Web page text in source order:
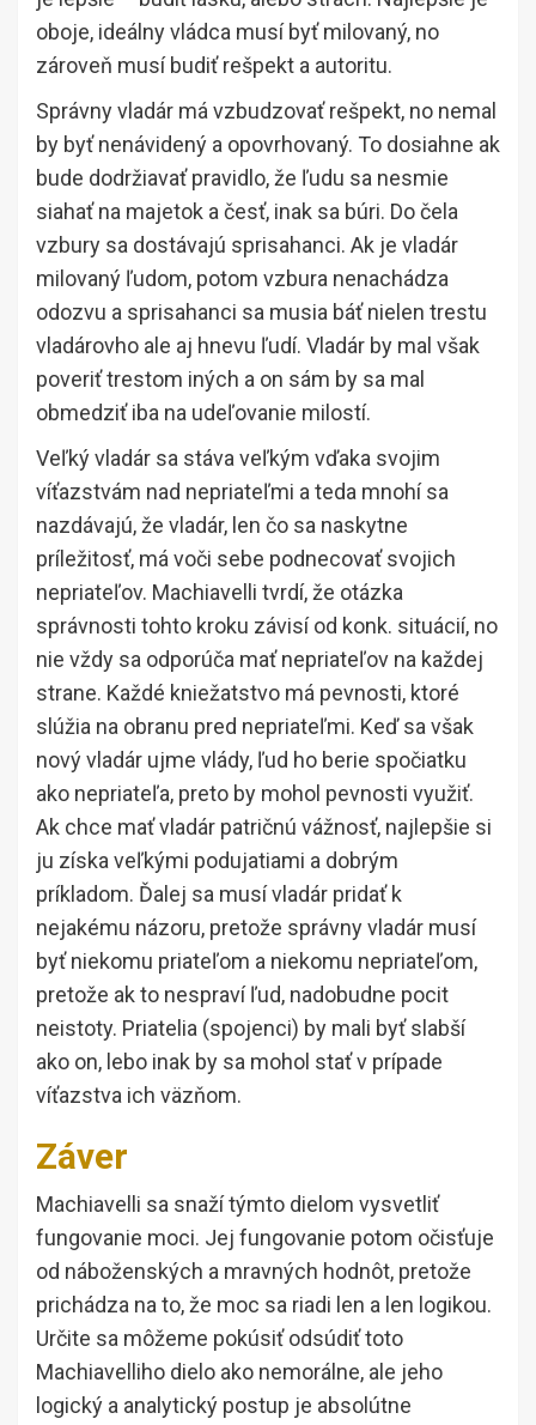
oboje, ideálny vládca musí byť milovaný, no
zároveň musí budiť rešpekt a autoritu.
Správny vladár má vzbudzovať rešpekt, no nemal
by byť nenávidený a opovrhovaný. To dosiahne ak
bude dodržiavať pravidlo, že ľudu sa nesmie
siahať na majetok a česť, inak sa búri. Do čela
vzbury sa dostávajú sprisahanci. Ak je vladár
milovaný ľudom, potom vzbura nenachádza
odozvu a sprisahanci sa musia báť nielen trestu
vladárovho ale aj hnevu ľudí. Vladár by mal však
poveriť trestom iných a on sám by sa mal
obmedziť iba na udeľovanie milostí.
Veľký vladár sa stáva veľkým vďaka svojim
víťazstvám nad nepriateľmi a teda mnohí sa
nazdávajú, že vladár, len čo sa naskytne
príležitosť, má voči sebe podnecovať svojich
nepriateľov. Machiavelli tvrdí, že otázka
správnosti tohto kroku závisí od konk. situácií, no
nie vždy sa odporúča mať nepriateľov na každej
strane. Každé kniežatstvo má pevnosti, ktoré
slúžia na obranu pred nepriateľmi. Keď sa však
nový vladár ujme vlády, ľud ho berie spočiatku
ako nepriateľa, preto by mohol pevnosti využiť.
Ak chce mať vladár patričnú vážnosť, najlepšie si
ju získa veľkými podujatiami a dobrým
príkladom. Ďalej sa musí vladár pridať k
nejakému názoru, pretože správny vladár musí
byť niekomu priateľom a niekomu nepriateľom,
pretože ak to nespraví ľud, nadobudne pocit
neistoty. Priatelia (spojenci) by mali byť slabší
ako on, lebo inak by sa mohol stať v prípade
víťazstva ich väzňom.
Záver
Machiavelli sa snaží týmto dielom vysvetliť
fungovanie moci. Jej fungovanie potom očisťuje
od náboženských a mravných hodnôt, pretože
prichádza na to, že moc sa riadi len a len logikou.
Určite sa môžeme pokúsiť odsúdiť toto
Machiavelliho dielo ako nemorálne, ale jeho
logický a analytický postup je absolútne